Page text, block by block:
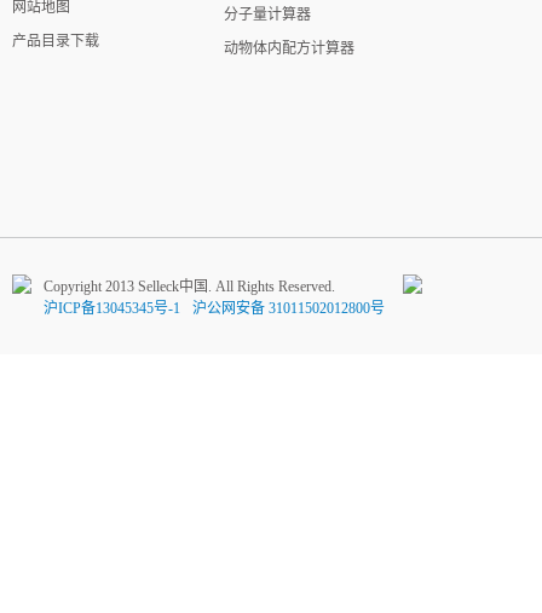
网站地图
产品目录下载
分子量计算器
动物体内配方计算器
Copyright 2013 Selleck中国. All Rights Reserved.
沪ICP备13045345号-1
沪公网安备 31011502012800号